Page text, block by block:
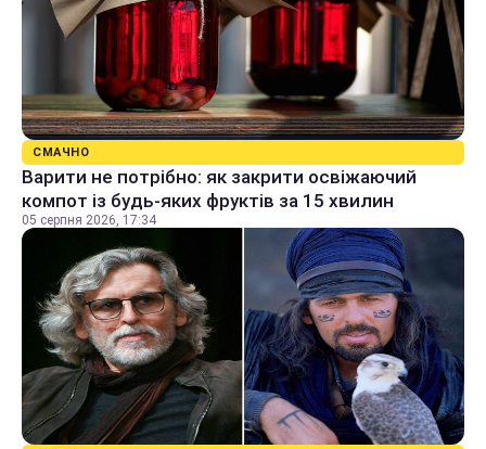
СМАЧНО
Варити не потрібно: як закрити освіжаючий
компот із будь-яких фруктів за 15 хвилин
05 серпня 2026, 17:34